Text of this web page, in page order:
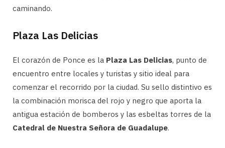
caminando.
Plaza Las Delicias
El corazón de Ponce es la Plaza Las Delicias, punto de
encuentro entre locales y turistas y sitio ideal para
comenzar el recorrido por la ciudad. Su sello distintivo es
la combinación morisca del rojo y negro que aporta la
antigua estación de bomberos y las esbeltas torres de la
Catedral de Nuestra Señora de Guadalupe.